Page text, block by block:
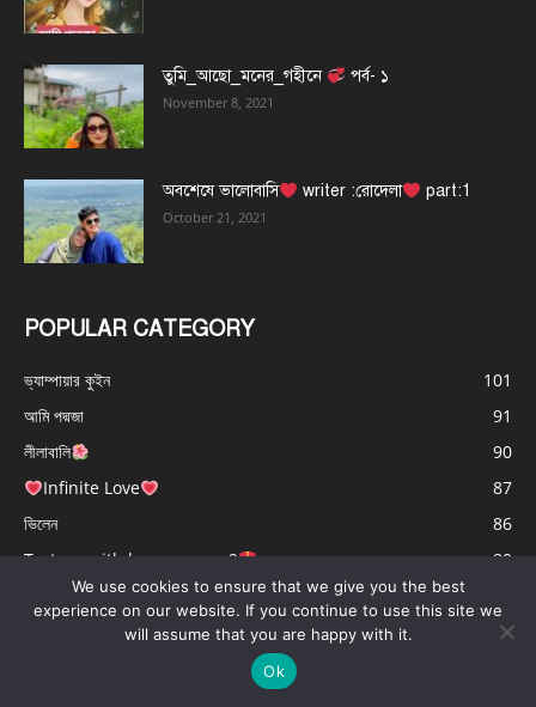
তুমি_আছো_মনের_গহীনে পর্ব- ১
November 8, 2021
অবশেষে ভালোবাসি writer :রোদেলা part:1
October 21, 2021
POPULAR CATEGORY
ভ্যাম্পায়ার কুইন
101
আমি পদ্মজা
91
লীলাবালি
90
Infinite Love
87
ভিলেন
86
Torture with love season_2
80
অন্তরালের অনুরাগ
ভালোবাসার চেয়েও বেশি
78
We use cookies to ensure that we give you the best
experience on our website. If you continue to use this site we
will assume that you are happy with it.
Ok